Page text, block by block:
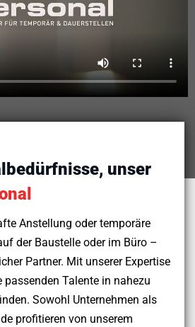
unser
Anstellung oder temporäre
der Baustelle oder im Büro –
Partner. Mit unserer Expertise
passenden Talente in nahezu
Sowohl Unternehmen als
profitieren von unserem